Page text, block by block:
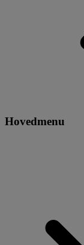
Hovedmenu